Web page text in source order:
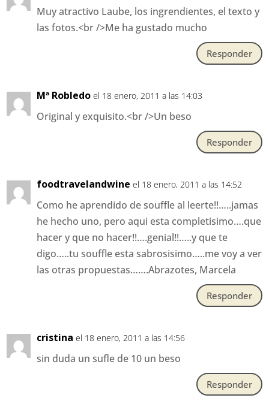
Muy atractivo Laube, los ingrendientes, el texto y
las fotos.<br />Me ha gustado mucho
Responder
Mª Robledo el 18 enero, 2011 a las 14:03
Original y exquisito.<br />Un beso
Responder
foodtravelandwine el 18 enero, 2011 a las 14:52
Como he aprendido de souffle al leerte!!…..jamas
he hecho uno, pero aqui esta completisimo….que
hacer y que no hacer!!….genial!!…..y que te
digo…..tu souffle esta sabrosisimo…..me voy a ver
las otras propuestas…….Abrazotes, Marcela
Responder
cristina el 18 enero, 2011 a las 14:56
sin duda un sufle de 10 un beso
Responder